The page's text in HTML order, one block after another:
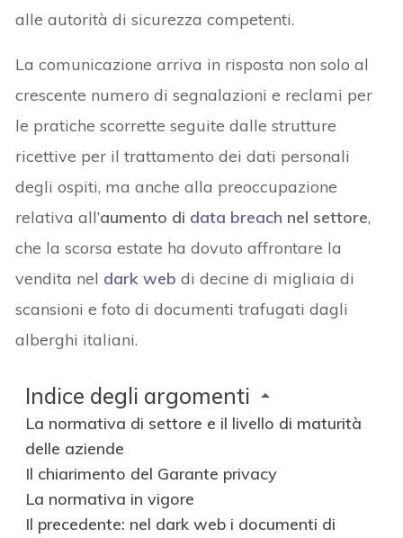
alle autorità di sicurezza competenti.
La comunicazione arriva in risposta non solo al
crescente numero di segnalazioni e reclami per
le pratiche scorrette seguite dalle strutture
ricettive per il trattamento dei dati personali
degli ospiti, ma anche alla preoccupazione
relativa all’aumento di data breach nel settore,
che la scorsa estate ha dovuto affrontare la
vendita nel dark web di decine di migliaia di
scansioni e foto di documenti trafugati dagli
alberghi italiani.
Indice degli argomenti
La normativa di settore e il livello di maturità
delle aziende
Il chiarimento del Garante privacy
La normativa in vigore
Il precedente: nel dark web i documenti di